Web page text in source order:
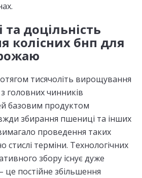
доцільність
колісних бнп для
тисячоліть вирощування
головних чинників
базовим продуктом
збирання пшениці та інших
проведення таких
стислі терміни. Технологічних
збору існує дуже
це постійне збільшення